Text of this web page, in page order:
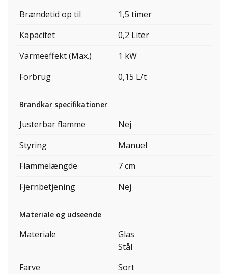
Brændetid op til
1,5 timer
Kapacitet
0,2 Liter
Varmeeffekt (Max.)
1 kW
Forbrug
0,15 L/t
Brandkar specifikationer
Justerbar flamme
Nej
Styring
Manuel
Flammelængde
7 cm
Fjernbetjening
Nej
Materiale og udseende
Materiale
Glas
Stål
Farve
Sort